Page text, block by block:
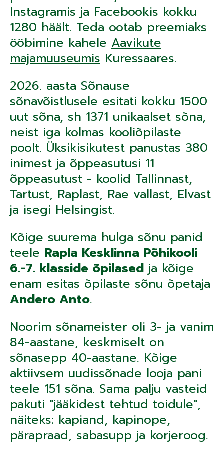
Instagramis ja Facebookis kokku
1280 häält. Teda ootab preemiaks
ööbimine kahele Aavikute
majamuuseumis Kuressaares.
2026. aasta Sõnause
sõnavõistlusele esitati kokku 1500
uut sõna, sh 1371 unikaalset sõna,
neist iga kolmas kooliõpilaste
poolt. Üksikisikutest panustas 380
inimest ja õppeasutusi 11
õppeasutust - koolid Tallinnast,
Tartust, Raplast, Rae vallast, Elvast
ja isegi Helsingist.
Kõige suurema hulga sõnu panid
teele Rapla Kesklinna Põhikooli
6.-7. klasside õpilased ja kõige
enam esitas õpilaste sõnu õpetaja
Andero Anto.
Noorim sõnameister oli 3- ja vanim
84-aastane, keskmiselt on
sõnasepp 40-aastane. Kõige
aktiivsem uudissõnade looja pani
teele 151 sõna. Sama palju vasteid
pakuti "jääkidest tehtud toidule",
näiteks: kapiand, kapinope,
pärapraad, sabasupp ja korjeroog.